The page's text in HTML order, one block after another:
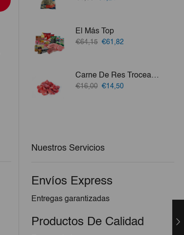
€1,38.
El Más Top
€64,15 El
€64,15.
€61,82El
€61,82. Carne De Res Troceada 3Lb
€16,00 El
€14,50El
Nuestros Servicios
Envíos Express
Entregas garantizadas
Productos De Calidad